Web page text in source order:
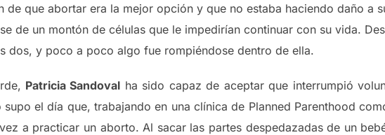
de que abortar era la mejor opción y que no estaba haciendo daño a
de un montón de células que le impedirían continuar con su vida.
dos, y poco a poco algo fue rompiéndose dentro de ella.
Patricia Sandoval ha sido capaz de aceptar que interrumpió
supo el día que, trabajando en una clínica de Planned Parenthood
a practicar un aborto. Al sacar las partes despedazadas de un